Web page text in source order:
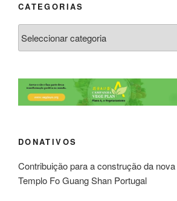
CATEGORIAS
DONATIVOS
Contribuição para a construção da
Templo Fo Guang Shan Portugal